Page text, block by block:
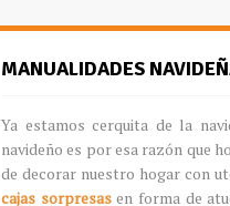
MANUALIDADES
Ya estamos cerquita de la
navideño es por esa razón que
de decorar nuestro hogar con
cajas sorpresasen forma de